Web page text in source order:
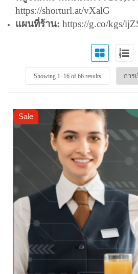
https://shorturl.at/vXalG
แผนที่ร้าน: https://g.co/kgs/
Showing 1–16of 66 results
Sale